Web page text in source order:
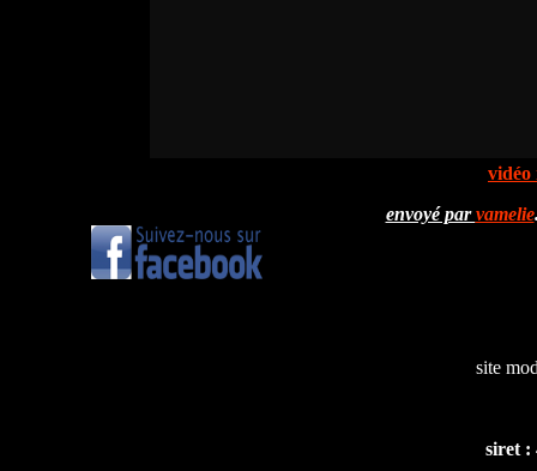
vidéo
envoyé parvamelie
site
siret :